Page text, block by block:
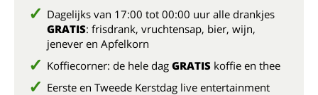
Dagelijks van 17:00 tot 00:00 uur alle drankjes
GRATIS: frisdrank, vruchtensap, bier, wijn,
jenever en Apfelkorn
Koffiecorner: de hele dag GRATIS koffie en thee
Eerste en Tweede Kerstdag live entertainment